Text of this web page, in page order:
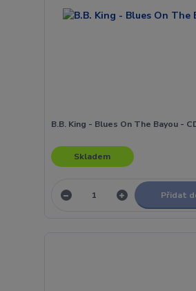
B.B. King - Blues On The Bayou -
Skladem
Přidat